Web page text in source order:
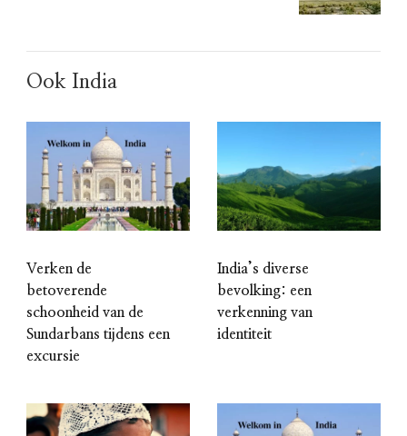
Ook India
Verken de
betoverende
schoonheid van de
Sundarbans tijdens een
excursie
India’s diverse
bevolking: een
verkenning van
identiteit